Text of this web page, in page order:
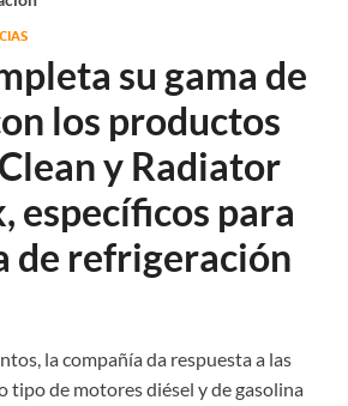
su gama de
los productos
y Radiator
específicos para
de refrigeración
la compañía da respuesta a las
tipo de motores diésel y de gasolina